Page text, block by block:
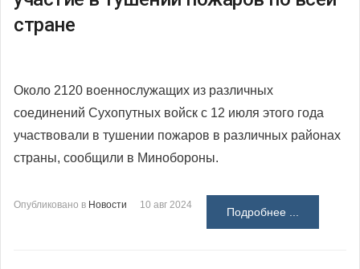
стране
Около 2120 военнослужащих из различных
соединений Сухопутных войск с 12 июля этого года
участвовали в тушении пожаров в различных районах
страны, сообщили в Минобороны.
Опубликовано в Новости 10 авг 2024
Подробнее ...